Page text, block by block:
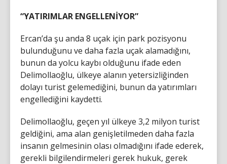
“YATIRIMLAR ENGELLENİYOR”
Ercan’da şu anda 8 uçak için park pozisyonu
bulunduğunu ve daha fazla uçak alamadığını,
bunun da yolcu kaybı olduğunu ifade eden
Delimollaoğlu, ülkeye alanın yetersizliğinden
dolayı turist gelemediğini, bunun da yatırımları
engellediğini kaydetti.
Delimollaoğlu, geçen yıl ülkeye 3,2 milyon turist
geldiğini, ama alan genişletilmeden daha fazla
insanın gelmesinin olası olmadığını ifade ederek,
gerekli bilgilendirmeleri gerek hukuk, gerek